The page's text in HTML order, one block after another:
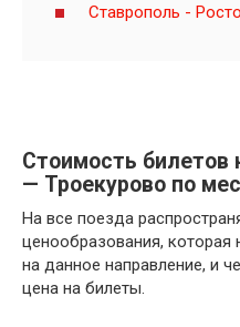
Ставрополь -
Стоимость билетов
— Троекурово по
На все поезда
ценообразования, которая
на данное направление, и
цена на билеты.